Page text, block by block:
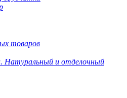
товаров
Натуральный и отделочный